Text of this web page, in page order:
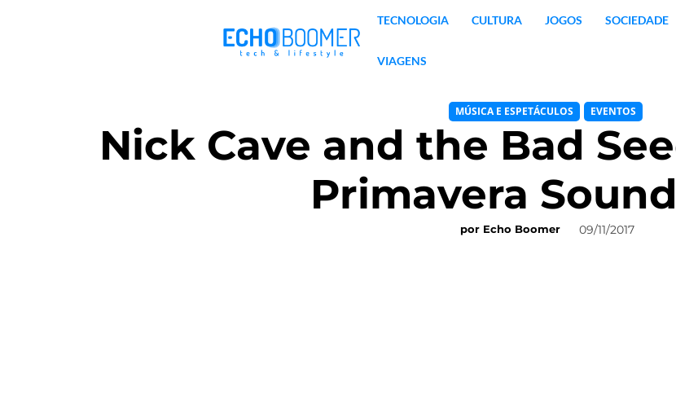
TECNOLOGIA CULTURA JOGOS SOCIEDADE
VIAGENS
MÚSICA E ESPETÁCULOS EVENTOS
Nick Cave and the Bad
Primavera
por Echo Boomer 09/11/2017